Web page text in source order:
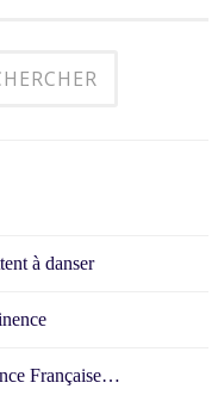
à danser
Française…